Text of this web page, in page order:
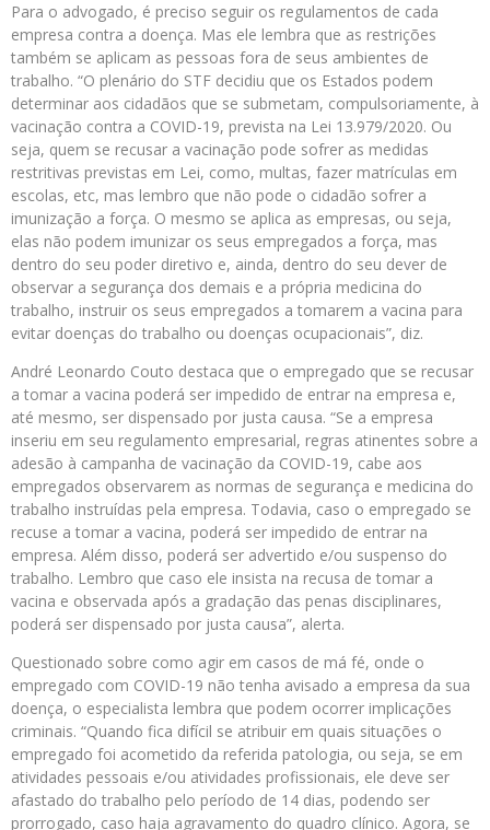
Para o advogado, é preciso seguir os regulamentos de cada
empresa contra a doença. Mas ele lembra que as restrições
também se aplicam as pessoas fora de seus ambientes de
trabalho. “O plenário do STF decidiu que os Estados podem
determinar aos cidadãos que se submetam, compulsoriamente, à
vacinação contra a COVID-19, prevista na Lei 13.979/2020. Ou
seja, quem se recusar a vacinação pode sofrer as medidas
restritivas previstas em Lei, como, multas, fazer matrículas em
escolas, etc, mas lembro que não pode o cidadão sofrer a
imunização a força. O mesmo se aplica as empresas, ou seja,
elas não podem imunizar os seus empregados a força, mas
dentro do seu poder diretivo e, ainda, dentro do seu dever de
observar a segurança dos demais e a própria medicina do
trabalho, instruir os seus empregados a tomarem a vacina para
evitar doenças do trabalho ou doenças ocupacionais”, diz.
André Leonardo Couto destaca que o empregado que se recusar
a tomar a vacina poderá ser impedido de entrar na empresa e,
até mesmo, ser dispensado por justa causa. “Se a empresa
inseriu em seu regulamento empresarial, regras atinentes sobre a
adesão à campanha de vacinação da COVID-19, cabe aos
empregados observarem as normas de segurança e medicina do
trabalho instruídas pela empresa. Todavia, caso o empregado se
recuse a tomar a vacina, poderá ser impedido de entrar na
empresa. Além disso, poderá ser advertido e/ou suspenso do
trabalho. Lembro que caso ele insista na recusa de tomar a
vacina e observada após a gradação das penas disciplinares,
poderá ser dispensado por justa causa”, alerta.
Questionado sobre como agir em casos de má fé, onde o
empregado com COVID-19 não tenha avisado a empresa da sua
doença, o especialista lembra que podem ocorrer implicações
criminais. “Quando fica difícil se atribuir em quais situações o
empregado foi acometido da referida patologia, ou seja, se em
atividades pessoais e/ou atividades profissionais, ele deve ser
afastado do trabalho pelo período de 14 dias, podendo ser
prorrogado, caso haja agravamento do quadro clínico. Agora, se